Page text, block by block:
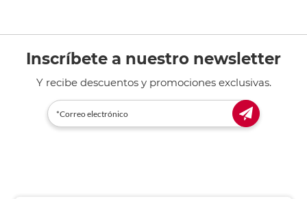
Inscríbete a nuestro newsletter
Y recibe descuentos y promociones exclusivas.